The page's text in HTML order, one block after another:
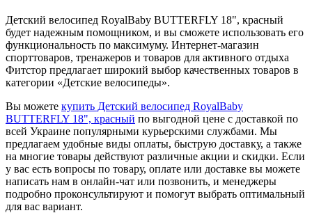
Детский велосипед RoyalBaby BUTTERFLY 18", красный
будет надежным помощником, и вы сможете использовать его
функциональность по максимуму. Интернет-магазин
спорттоваров, тренажеров и товаров для активного отдыха
Фитстор предлагает широкий выбор качественных товаров в
категории «Детские велосипеды».
Вы можете купить Детский велосипед RoyalBaby
BUTTERFLY 18", красный по выгодной цене с доставкой по
всей Украине популярными курьерскими службами. Мы
предлагаем удобные виды оплаты, быструю доставку, а также
на многие товары действуют различные акции и скидки. Если
у вас есть вопросы по товару, оплате или доставке вы можете
написать нам в онлайн-чат или позвонить, и менеджеры
подробно проконсультируют и помогут выбрать оптимальный
для вас вариант.